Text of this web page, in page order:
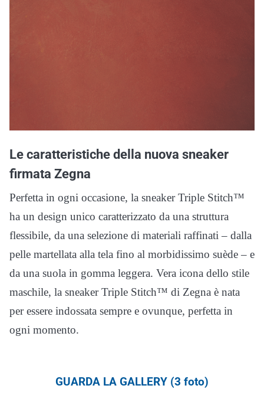
Le caratteristiche della nuova sneaker
firmata Zegna
Perfetta in ogni occasione, la sneaker Triple Stitch™
ha un design unico caratterizzato da una struttura
flessibile, da una selezione di materiali raffinati – dalla
pelle martellata alla tela fino al morbidissimo suède – e
da una suola in gomma leggera. Vera icona dello stile
maschile, la sneaker Triple Stitch™ di Zegna è nata
per essere indossata sempre e ovunque, perfetta in
ogni momento.
GUARDA LA GALLERY (3 foto)